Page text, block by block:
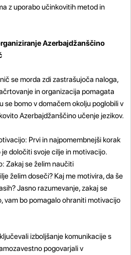
z uporabo učinkovitih metod in
Azerbajdžanščino
se morda zdi zastrašujoča naloga,
in organizacija pomagata
se bomo v domačem okolju poglobili v
Azerbajdžanščino učenje jezikov.
Prvi in ​​najpomembnejši korak
določiti svoje cilje in motivacijo.
Zakaj se želim naučiti
želim doseči? Kaj me motivira, da še
Jasno razumevanje, zakaj se
vam bo pomagalo ohraniti motivacijo
izboljšanje komunikacije s
pogovarjali v